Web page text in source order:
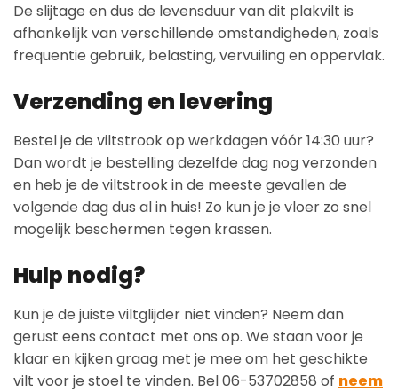
De slijtage en dus de levensduur van dit plakvilt is
afhankelijk van verschillende omstandigheden, zoals
frequentie gebruik, belasting, vervuiling en oppervlak.
Verzending en levering
Bestel je de viltstrook op werkdagen vóór 14:30 uur?
Dan wordt je bestelling dezelfde dag nog verzonden
en heb je de viltstrook in de meeste gevallen de
volgende dag dus al in huis! Zo kun je je vloer zo snel
mogelijk beschermen tegen krassen.
Hulp nodig?
Kun je de juiste viltglijder niet vinden? Neem dan
gerust eens contact met ons op. We staan voor je
klaar en kijken graag met je mee om het geschikte
vilt voor je stoel te vinden. Bel 06-53702858 of neem